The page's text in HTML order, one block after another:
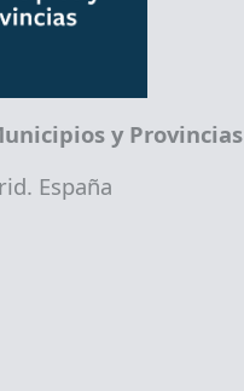
y Provincias
España